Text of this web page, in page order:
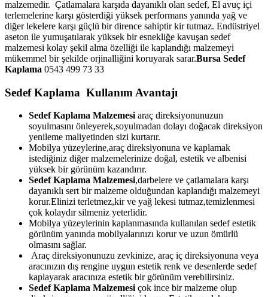
malzemedir. Çatlamalara karşıda dayanıklı olan sedef, El avuç içi
terlemelerine karşı gösterdiği yüksek performans yanında yağ ve
diğer lekelere karşı güçlü bir dirence sahiptir kir tutmaz. Endüstriyel
aseton ile yumuşatılarak yüksek bir esnekliğe kavuşan sedef
malzemesi kolay şekil alma özelliği ile kaplandığı malzemeyi
mükemmel bir şekilde orjinalliğini koruyarak sarar.Bursa Sedef
Kaplama 0543 499 73 33
Sedef Kaplama Kullanım Avantajı
Sedef Kaplama Malzemesi araç direksiyonunuzun
soyulmasını önleyerek,soyulmadan dolayı doğacak direksiyon
yenileme maliyetinden sizi kurtarır.
Mobilya yüzeylerine,araç direksiyonuna ve kaplamak
istediğiniz diğer malzemelerinize doğal, estetik ve albenisi
yüksek bir görünüm kazandırır.
Sedef Kaplama Malzemesi,darbelere ve çatlamalara karşı
dayanıklı sert bir malzeme olduğundan kaplandığı malzemeyi
korur.Elinizi terletmez,kir ve yağ lekesi tutmaz,temizlenmesi
çok kolaydır silmeniz yeterlidir.
Mobilya yüzeylerinin kaplanmasında kullanılan sedef estetik
görünüm yanında mobilyalarınızı korur ve uzun ömürlü
olmasını sağlar.
Araç direksiyonunuzu zevkinize, araç iç direksiyonuna veya
aracınızın dış rengine uygun estetik renk ve desenlerde sedef
kaplayarak aracınıza estetik bir görünüm verebilirsiniz.
Sedef Kaplama Malzemesi çok ince bir malzeme olup